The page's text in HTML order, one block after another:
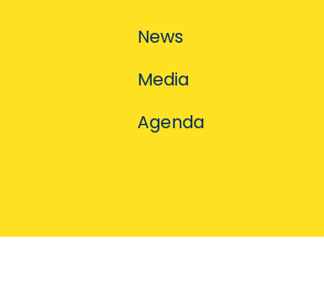
News
Media
Agenda